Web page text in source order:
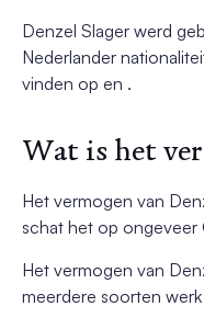
Denzel Slager werd
Nederlander
vinden op en .
Wat is het
Het vermogen van
schat het op ongeveer
Het vermogen van
meerdere soorten